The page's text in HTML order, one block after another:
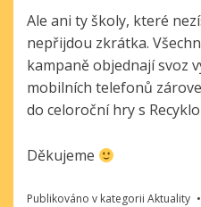
Ale ani ty školy, které
nepřijdou zkrátka.
kampaně objednají svoz
mobilních telefonů
do celoroční hry s
Děkujeme
Publikováno v kategorii Aktuality